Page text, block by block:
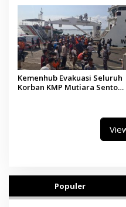
Kemenhub Evakuasi Seluruh
Korban KMP Mutiara Sentosa
Populer